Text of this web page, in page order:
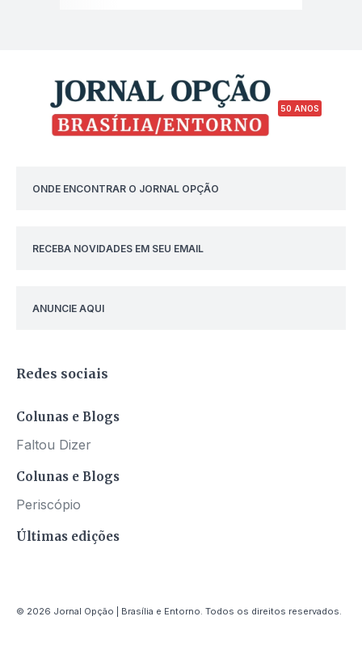
50 ANOS
ONDE ENCONTRAR O JORNAL OPÇÃO
RECEBA NOVIDADES EM SEU EMAIL
ANUNCIE AQUI
Redes sociais
Colunas e Blogs
Faltou Dizer
Colunas e Blogs
Periscópio
Últimas edições
© 2026 Jornal Opção | Brasília e Entorno. Todos os direitos reservados.